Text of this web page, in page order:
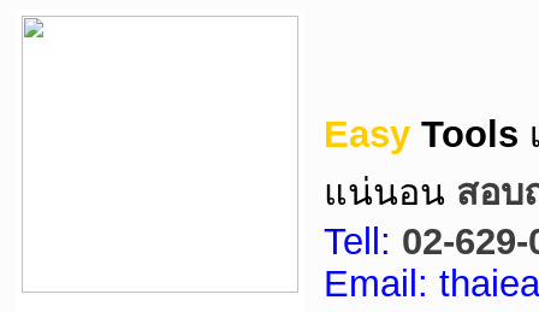
Easy Tools
แน่นอน สอบ
Tell: 02-629-
Email: